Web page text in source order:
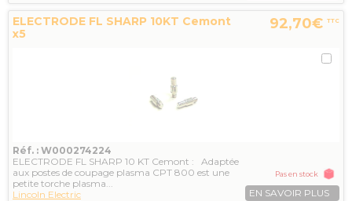
ELECTRODE FL SHARP 10KT Cemont
x5
92,70€ TTC
Réf. : W000274224
ELECTRODE FL SHARP 10 KT Cemont : Adaptée
aux postes de coupage plasma CPT 800 est une
petite torche plasma...
Lincoln Electric
Pas en stock
EN SAVOIR PLUS